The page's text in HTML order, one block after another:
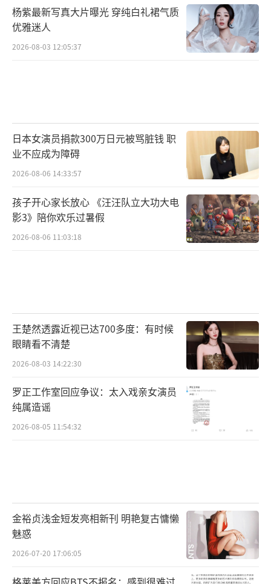
杨紫最新写真大片曝光 穿纯白礼裙气质
优雅迷人
2026-08-03 12:05:37
日本女演员捐款300万日元被骂脏钱 职
业不应成为障碍
2026-08-06 14:33:57
孩子开心家长放心 《汪汪队立大功大电
影3》陪你欢乐过暑假
2026-08-06 11:03:18
王楚然透露近视已达700多度：有时候
眼睛看不清楚
2026-08-03 14:22:30
罗正工作室回应争议：太入戏亲女演员
纯属造谣
2026-08-05 11:54:32
金裕贞浅金短发亮相新刊 明艳复古慵懒
魅惑
2026-07-20 17:06:05